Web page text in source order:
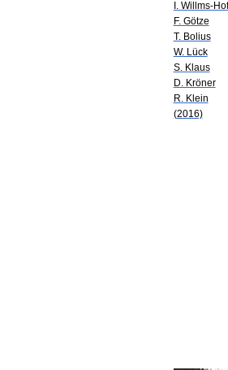
I. Willms-
F. Götze
T. Bolius
W. Lück
S. Klaus
D. Kröner
R. Klein
(2016)